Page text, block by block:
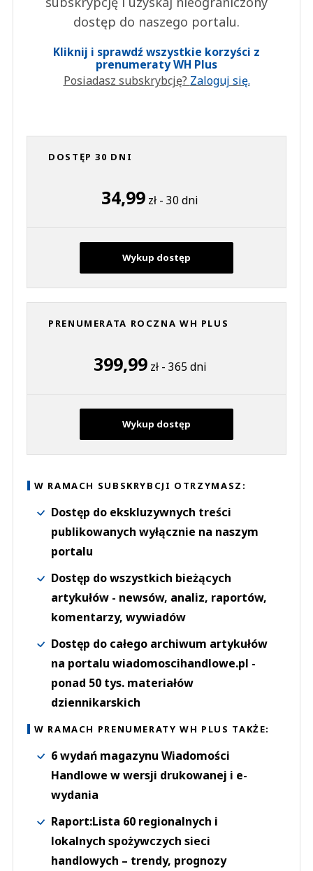
dostęp do naszego portalu.
Kliknij i sprawdź wszystkie korzyści z
prenumeraty WH Plus
Posiadasz subskrybcję? Zaloguj się.
DOSTĘP 30 DNI
34,99 zł - 30 dni
Wykup dostęp
PRENUMERATA ROCZNA WH PLUS
399,99zł - 365 dni
Wykup dostęp
W RAMACH SUBSKRYBCJI OTRZYMASZ:
Dostęp do ekskluzywnych treści
publikowanych wyłącznie na naszym
portalu
Dostęp do wszystkich bieżących
artykułów - newsów, analiz, raportów,
komentarzy, wywiadów
Dostęp do całego archiwum artykułów
na portalu wiadomoscihandlowe.pl -
ponad 50 tys. materiałów
dziennikarskich
W RAMACH PRENUMERATY WH PLUS TAKŻE:
6 wydań magazynu Wiadomości
Handlowe w wersji drukowanej i e-
wydania
Raport:Lista 60 regionalnych i
lokalnych spożywczych sieci
handlowych – trendy, prognozy